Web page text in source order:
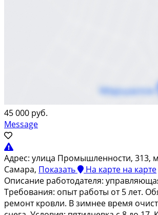
45 000 руб.
Message
Адрес: улица Промышленности, 313,
Самара, Показать На карте на карте
Описание работодателя:
Требования: опыт работы от 5 лет.
ремонт кровли. В зимнее время